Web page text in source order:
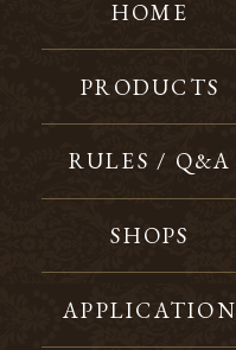
HOME
PRODUCTS
RULES / Q&A
SHOPS
APPLICATION